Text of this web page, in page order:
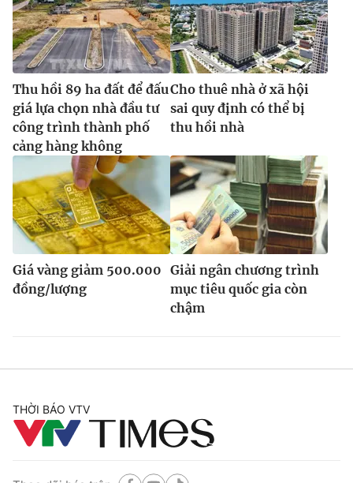
Thu hồi 89 ha đất để đấu
giá lựa chọn nhà đầu tư
công trình thành phố
cảng hàng không
Cho thuê nhà ở xã hội
sai quy định có thể bị
thu hồi nhà
Giá vàng giảm 500.000
đồng/lượng
Giải ngân chương trình
mục tiêu quốc gia còn
chậm
THỜI BÁO VTV